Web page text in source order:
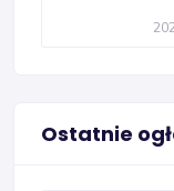
Ostatnie